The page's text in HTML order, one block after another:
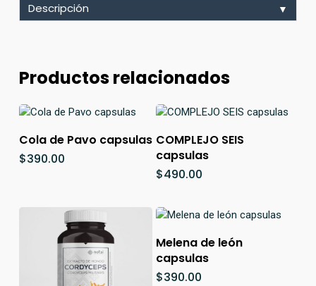
Descripción ▼
Productos relacionados
Añadir Al Carrito
Cola de Pavo capsulas
$390.00
Añadir Al Carrito
COMPLEJO SEIS
capsulas
$490.00
Añadir Al Carrito
Melena de león
capsulas
$390.00